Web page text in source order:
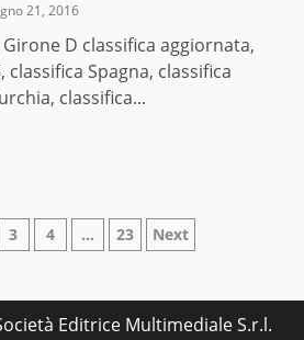
21, 2016
D classifica aggiornata,
classifica Spagna, classifica
classifica...
3 4 … 23 Next
Editrice Multimediale S.r.l.